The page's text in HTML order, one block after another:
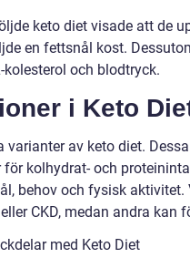
keto diet visade att de
en fettsnål kost.
och blodtryck.
i Keto
av keto diet.
kolhydrat- och
behov och fysisk aktivitet.
CKD, medan andra kan
med Keto Diet